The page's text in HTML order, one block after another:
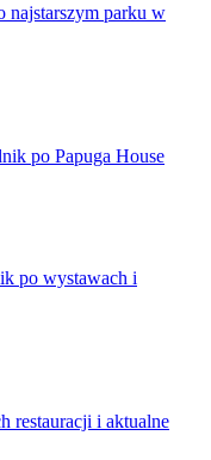
najstarszym parku w
po Papuga House
po wystawach i
restauracji i aktualne